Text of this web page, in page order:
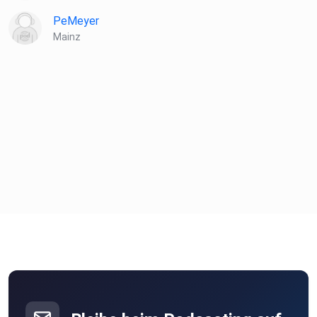
acer_de
PeMeyer
Mainz